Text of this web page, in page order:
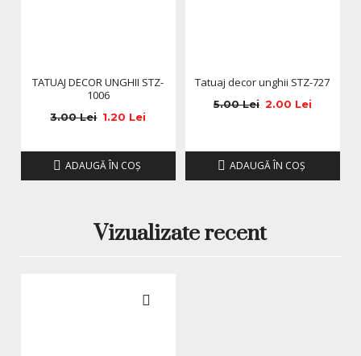
TATUAJ DECOR UNGHII STZ-
1006
1.20 Lei
3.00 Lei
ADAUGĂ ÎN COŞ
Tatuaj decor unghii STZ-727
2.00 Lei
5.00 Lei
ADAUGĂ ÎN COŞ
Vizualizate recent